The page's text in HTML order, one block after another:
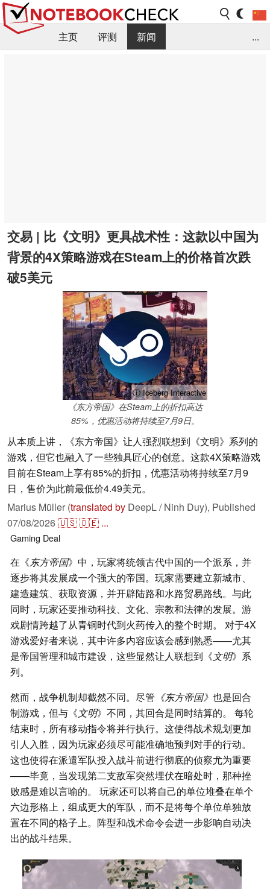
主页 评测
新闻
...
交易 | 比《文明》更具战术性：这款以中国为
背景的4X策略游戏在Steam上的价格首次跌
破5美元
ⓘ Iceberg Interactive
《东方帝国》在Steam上的折扣高达
85%，优惠活动将持续至7月9日。
从本质上讲，《东方帝国》让人强烈联想到《文明》系列的
游戏，但它也融入了一些独具匠心的创意。这款4X策略游戏
目前在Steam上享有85%的折扣，优惠活动将持续至7月9
日，售价为此前最低价4.49美元。
Marius Müller (translated by DeepL / Ninh Duy), Published
07/08/2026🇺🇸🇩🇪 ...
Gaming Deal
在《东方帝国》中，玩家将统领古代中国的一个派系，并
逐步将其发展成一个强大的帝国。玩家需要建立新城市、
建造建筑、获取资源，并开辟陆路和水路贸易路线。与此
同时，玩家还要推动科技、文化、宗教和法律的发展。游
戏剧情跨越了从青铜时代到火药传入的整个时期。 对于4X
游戏爱好者来说，其中许多内容应该会感到熟悉——尤其
是帝国管理和城市建设，这些显然让人联想到《文明》系
列。
然而，战争机制却截然不同。尽管 《东方帝国》 也是回合
制游戏，但与《文明》不同，其回合是同时结算的。 每轮
结束时，所有移动指令将并行执行。这使得战术规划更加
引人入胜，因为玩家必须尽可能准确地预判对手的行动。
这也使得在派遣军队投入战斗前进行彻底的侦察尤为重要
——毕竟，当发现第二支敌军突然埋伏在暗处时，那种挫
败感是难以言喻的。 玩家还可以将自己的单位堆叠在单个
六边形格上，组成更大的军队，而不是将每个单位单独放
置在不同的格子上。阵型和战术命令会进一步影响自动决
出的战斗结果。